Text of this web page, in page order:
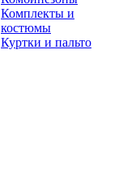
Комплекты и
костюмы
Куртки и пальто